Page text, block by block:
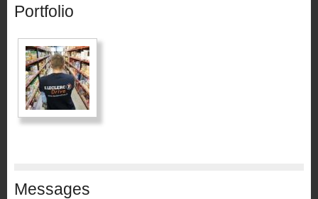
Portfolio
Messages